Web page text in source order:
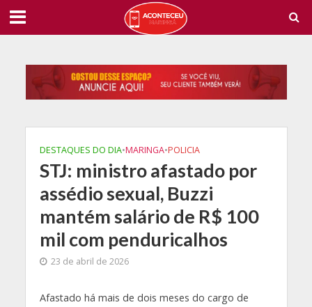
DESTAQUES DO DIA•MARINGA•POLICIA
STJ: ministro afastado por
assédio sexual, Buzzi
mantém salário de R$ 100
mil com penduricalhos
23 de abril de 2026
Afastado há mais de dois meses do cargo de